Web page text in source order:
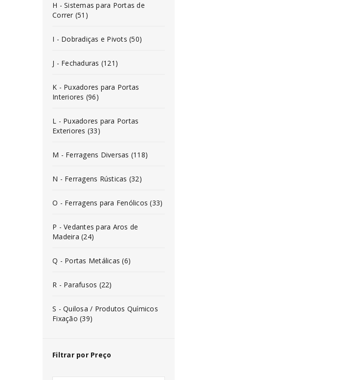
H - Sistemas para Portas de
Correr (51)
I - Dobradiças e Pivots (50)
J - Fechaduras (121)
K - Puxadores para Portas
Interiores (96)
L - Puxadores para Portas
Exteriores (33)
M - Ferragens Diversas (118)
N - Ferragens Rústicas (32)
O - Ferragens para Fenólicos (33)
P - Vedantes para Aros de
Madeira (24)
Q - Portas Metálicas (6)
R - Parafusos (22)
S - Quilosa / Produtos Químicos
Fixação (39)
Filtrar por Preço